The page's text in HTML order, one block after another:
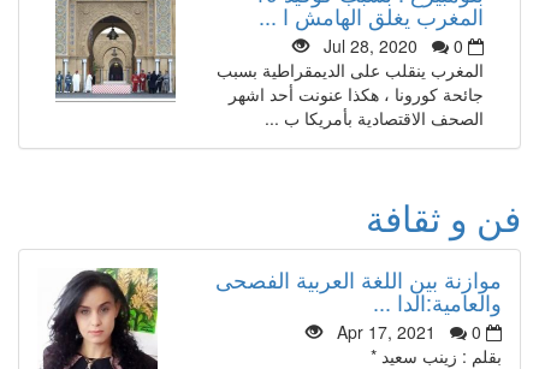
المغرب يغلق الهامش ا ...
Jul 28, 2020
0
المغرب ينقلب على الديمقراطية بسبب
جائحة كورونا ، هكذا عنونت أحد اشهر
الصحف الاقتصادية بأمريكا ب ...
فن و ثقافة
موازنة بين اللغة العربية الفصحى
والعامية:الدا ...
Apr 17, 2021
0
بقلم : زينب سعيد *